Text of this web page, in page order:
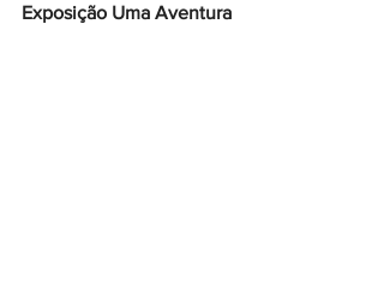
Exposição Uma Aventura